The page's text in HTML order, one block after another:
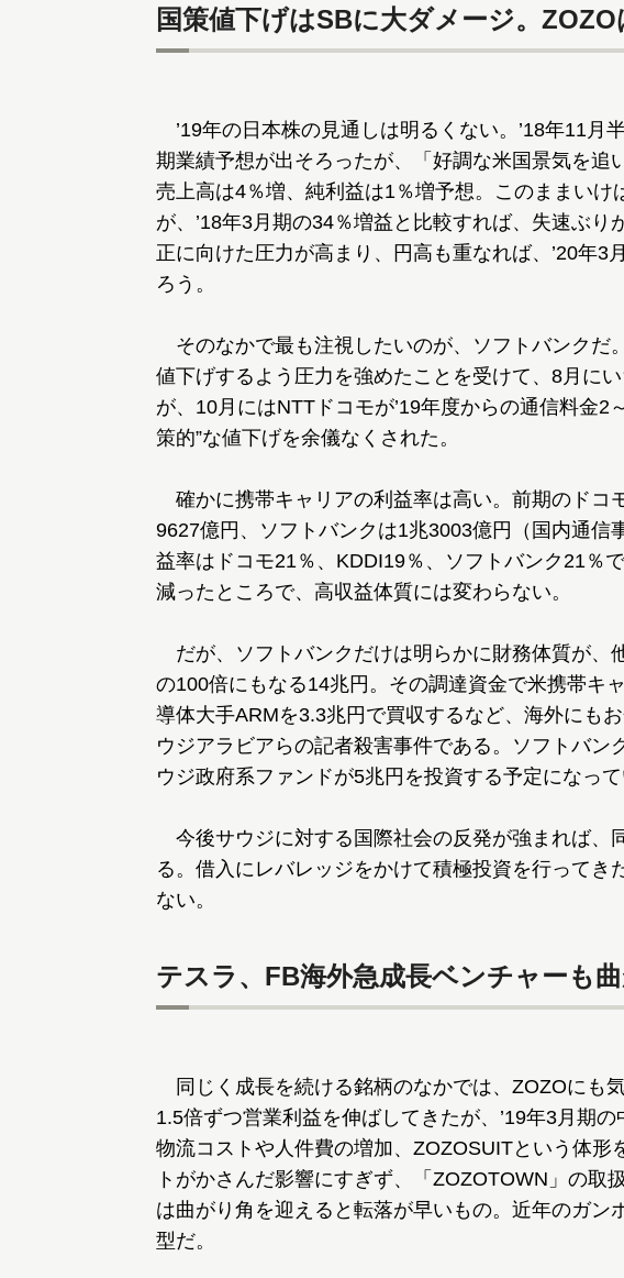
国策値下げはSBに大ダメージ。
’19年の日本株の見通しは明るくない。’18年11月
期業績予想が出そろったが、「好調な米国景気を追
売上高は4％増、純利益は1％増予想。このままいけ
が、’18年3月期の34％増益と比較すれば、失速ぶ
正に向けた圧力が高まり、円高も重なれば、’20年3
ろう。
そのなかで最も注視したいのが、ソフトバンクだ
値下げするよう圧力を強めたことを受けて、8月に
が、10月にはNTTドコモが’19年度からの通信料金2
策的”な値下げを余儀なくされた。
確かに携帯キャリアの利益率は高い。前期のドコ
9627億円、ソフトバンクは1兆3003億円（国内通信
益率はドコモ21％、KDDI19％、ソフトバンク21％
減ったところで、高収益体質には変わらない。
だが、ソフトバンクだけは明らかに財務体質が、
の100倍にもなる14兆円。その調達資金で米携帯キ
導体大手ARMを3.3兆円で買収するなど、海外にも
ウジアラビアらの記者殺害事件である。ソフトバン
ウジ政府系ファンドが5兆円を投資する予定になって
今後サウジに対する国際社会の反発が強まれば、
る。借入にレバレッジをかけて積極投資を行ってき
ない。
テスラ、FB海外急成長ベンチャーも
同じく成長を続ける銘柄のなかでは、ZOZOにも
1.5倍ずつ営業利益を伸ばしてきたが、’19年3月期の
物流コストや人件費の増加、ZOZOSUITという体形
トがかさんだ影響にすぎず、「ZOZOTOWN」の取
は曲がり角を迎えると転落が早いもの。近年のガン
型だ。